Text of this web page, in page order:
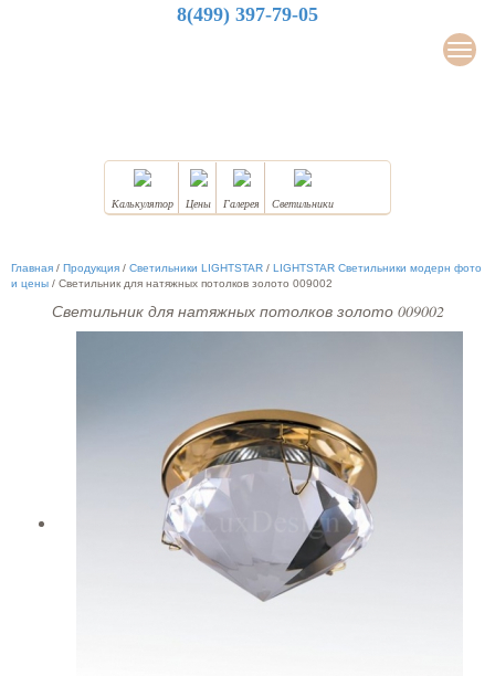
8(499) 397-79-05
Калькулятор Цены Галерея Светильники
Главная / Продукция / Светильники LIGHTSTAR / LIGHTSTAR Светильники модерн фото
и цены / Светильник для натяжных потолков золото 009002
Светильник для натяжных потолков золото 009002